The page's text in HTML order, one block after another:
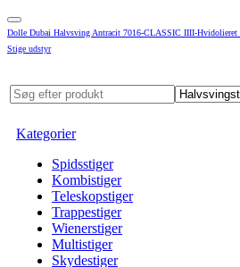
Dolle Dubai Halvsving Antracit 7016-CLASSIC IIII-Hvidolieret
Stige udstyr
Kategorier
Spidsstiger
Kombistiger
Teleskopstiger
Trappestiger
Wienerstiger
Multistiger
Skydestiger